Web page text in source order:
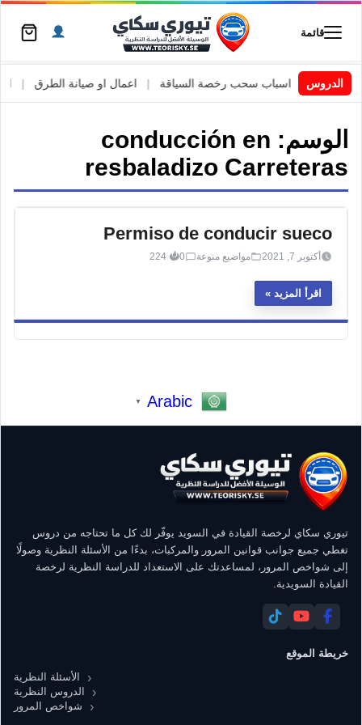
قائمة
الدروس
السويد | اسباب سحب رخصة السياقة اعمال او صيانة الطرق
الوسم: conducción en
resbaladizo Carreteras
Permiso de conducir sueco
أكتوبر 7, 2021 مواضيع منوعة 0
224
اقرأ المزيد
Arabic
▼
تيوري سكاي لرخصة القيادة في السويد يوفّر لك كل ما تحتاجه من دروس
تغطي جميع جوانب قوانين المرور والمركبات، بدءًا من الأسئلة النظرية وصولًا
إلى شواخص المرور، لمساعدتك على الاستعداد للدراسة النظرية لرخصة
القيادة السويدية.
خريطة الموقع
الأسئلة النظرية
الدروس النظرية
شواخص المرور